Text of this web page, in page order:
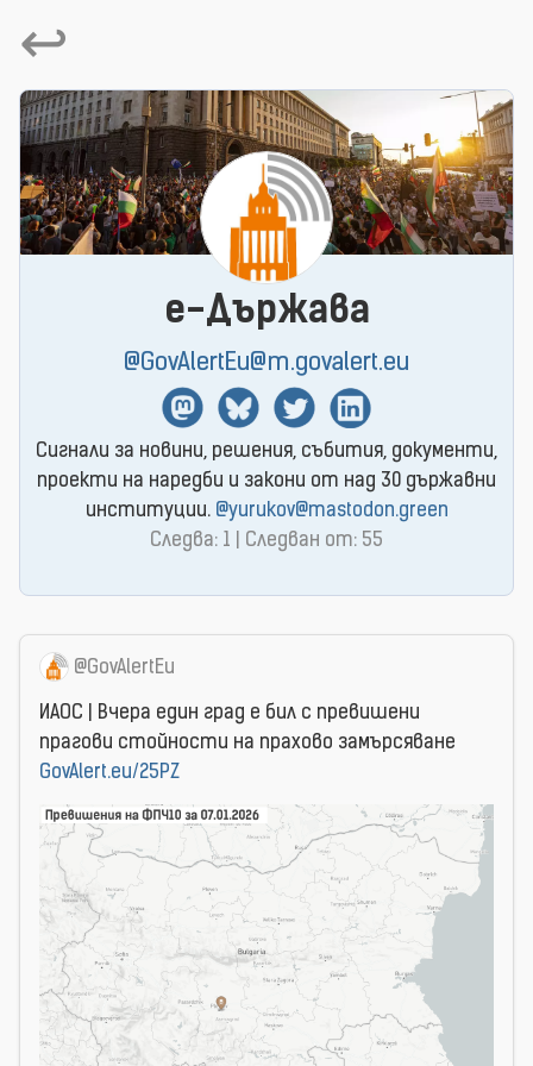
↩
e-Държава
@GovAlertEu@m.govalert.eu
MastodonBlueSkyTwitterLinkedin
Сигнали за новини, решения, събития, документи,
проекти на наредби и закони от над 30 държавни
институции. @yurukov@mastodon.green
Следва: 1 | Следван от: 55
@GovAlertEu
ИАОС | Вчера един град е бил с превишени
прагови стойности на прахово замърсяване
GovAlert.eu/25PZ